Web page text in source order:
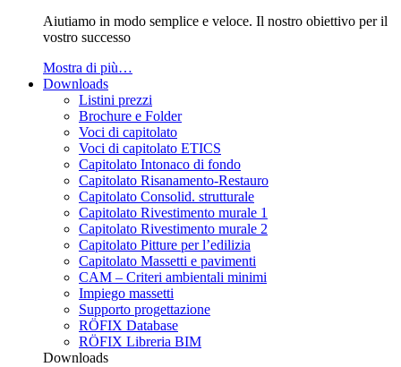
Aiutiamo in modo semplice e veloce. Il nostro obiettivo per il
vostro successo
Mostra di più…
Downloads
Listini prezzi
Brochure e Folder
Voci di capitolato
Voci di capitolato ETICS
Capitolato Intonaco di fondo
Capitolato Risanamento-Restauro
Capitolato Consolid. strutturale
Capitolato Rivestimento murale 1
Capitolato Rivestimento murale 2
Capitolato Pitture per l’edilizia
Capitolato Massetti e pavimenti
CAM – Criteri ambientali minimi
Impiego massetti
Supporto progettazione
RÖFIX Database
RÖFIX Libreria BIM
Downloads